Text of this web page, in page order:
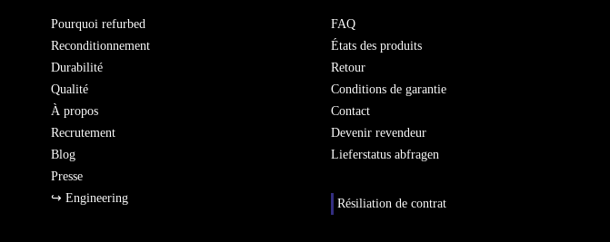
Pourquoi refurbed
Reconditionnement
Durabilité
Qualité
À propos
Recrutement
Blog
Presse
↪ Engineering
FAQ
États des produits
Retour
Conditions de garantie
Contact
Devenir revendeur
Lieferstatus abfragen
Résiliation de contrat